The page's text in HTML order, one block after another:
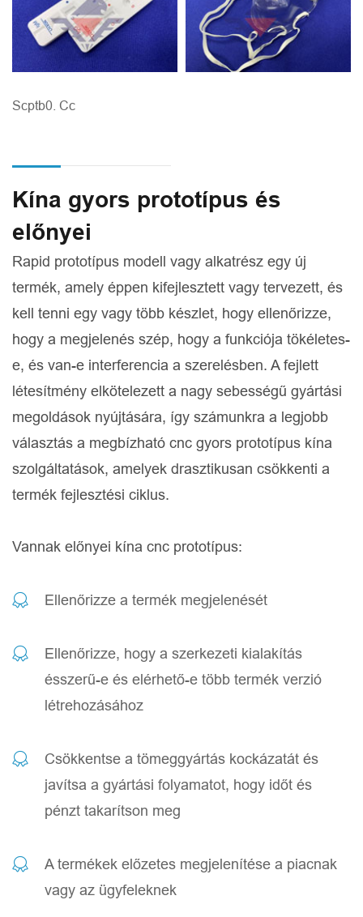
Scptb0. Cc
Kína gyors prototípus és
előnyei
Rapid prototípus modell vagy alkatrész egy új
termék, amely éppen kifejlesztett vagy tervezett, és
kell tenni egy vagy több készlet, hogy ellenőrizze,
hogy a megjelenés szép, hogy a funkciója tökéletes-
e, és van-e interferencia a szerelésben. A fejlett
létesítmény elkötelezett a nagy sebességű gyártási
megoldások nyújtására, így számunkra a legjobb
választás a megbízható cnc gyors prototípus kína
szolgáltatások, amelyek drasztikusan csökkenti a
termék fejlesztési ciklus.
Vannak előnyei kína cnc prototípus:
Ellenőrizze a termék megjelenését
Ellenőrizze, hogy a szerkezeti kialakítás
ésszerű-e és elérhető-e több termék verzió
létrehozásához
Csökkentse a tömeggyártás kockázatát és
javítsa a gyártási folyamatot, hogy időt és
pénzt takarítson meg
A termékek előzetes megjelenítése a piacnak
vagy az ügyfeleknek